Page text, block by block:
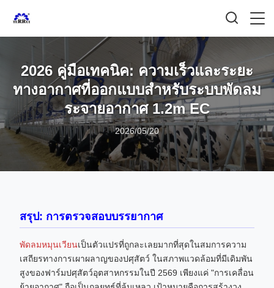
2026 คู่มือเทคนิค: ความเร็วและระยะ
ทางอากาศที่ออกแบบสําหรับระบบพัดลม
ระจายอากาศ 1.2m EC
2026/05/20
สรุป: การตรวจสอบบรรยากาศ
พัดลมหมุนเวียนเป็นตัวแปรที่ถูกละเลยมากที่สุดในสมการความ
เสถียรทางการเผาผลาญของปศุสัตว์ ในสภาพแวดล้อมที่มีเดิมพัน
สูงของฟาร์มปศุสัตว์อุตสาหกรรมในปี 2569 เพียงแค่ "การเคลื่อน